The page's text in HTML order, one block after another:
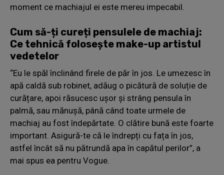
moment ce machiajul ei este mereu impecabil.
Cum să-ți cureți pensulele de machiaj:
Ce tehnică folosește make-up artistul
vedetelor
“Eu le spăl înclinând firele de păr în jos. Le umezesc în
apă caldă sub robinet, adăug o picătură de soluție de
curățare, apoi răsucesc ușor și strâng pensula în
palmă, sau mănușă, până când toate urmele de
machiaj au fost îndepărtate. O clătire bună este foarte
important. Asigură-te că le îndrepți cu fața în jos,
astfel încât să nu pătrundă apa în capătul perilor”, a
mai spus ea pentru Vogue.